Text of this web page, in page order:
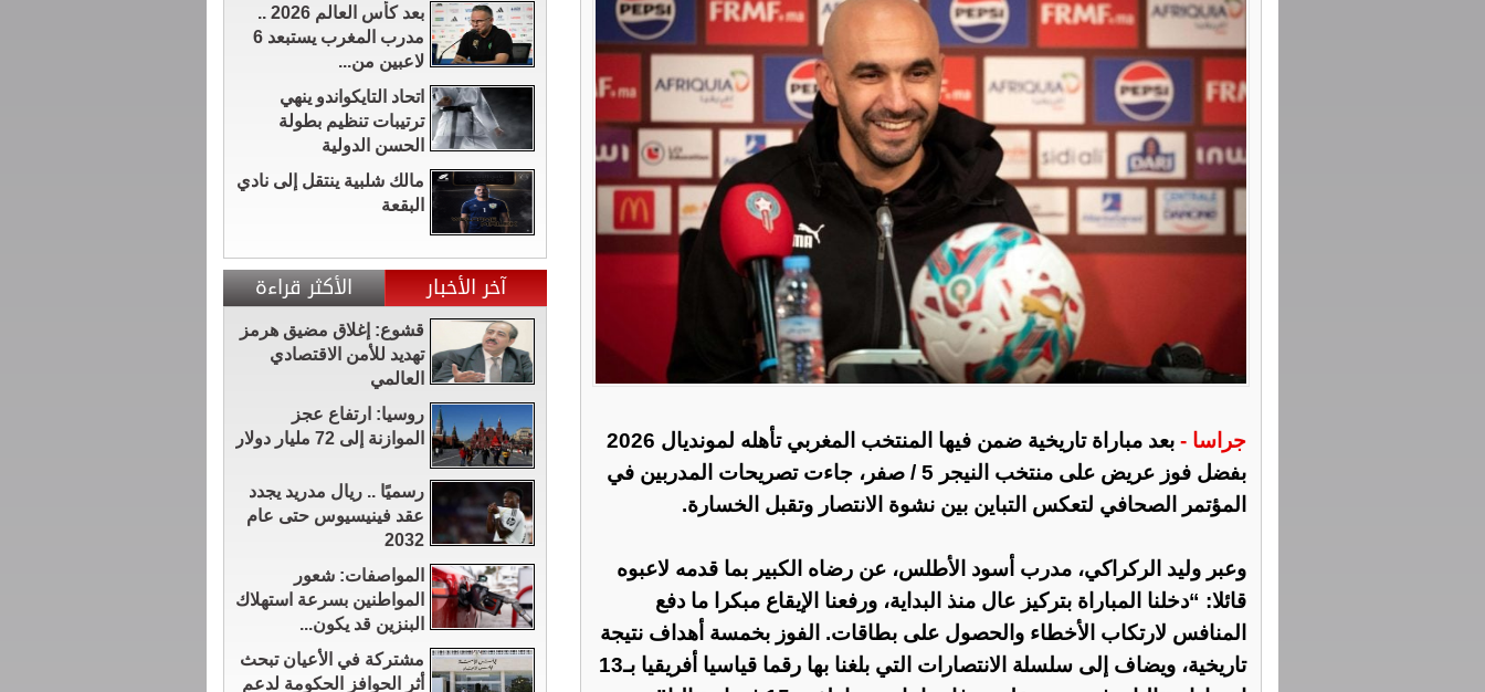
جراسا -
بعد مباراة تاريخية ضمن فيها المنتخب المغربي تأهله لمونديال 2026
بفضل فوز عريض على منتخب النيجر 5 / صفر، جاءت تصريحات المدربين في
المؤتمر الصحافي لتعكس التباين بين نشوة الانتصار وتقبل الخسارة.
وعبر وليد الركراكي، مدرب أسود الأطلس، عن رضاه الكبير بما قدمه لاعبوه
قائلا: “دخلنا المباراة بتركيز عال منذ البداية، ورفعنا الإيقاع مبكرا ما دفع
المنافس لارتكاب الأخطاء والحصول على بطاقات. الفوز بخمسة أهداف نتيجة
تاريخية، ويضاف إلى سلسلة الانتصارات التي بلغنا بها رقما قياسيا أفريقيا بـ13
بعد كأس العالم 2026 ..
مدرب المغرب يستبعد 6
لاعبين من...
اتحاد التايكواندو ينهي
ترتيبات تنظيم بطولة
الحسن الدولية
مالك شلبية ينتقل إلى نادي
البقعة
آخر الأخبار الأكثر قراءة
قشوع: إغلاق مضيق هرمز
تهديد للأمن الاقتصادي
العالمي
روسيا: ارتفاع عجز
الموازنة إلى 72 مليار دولار
رسميًا .. ريال مدريد يجدد
عقد فينيسيوس حتى عام
2032
المواصفات: شعور
المواطنين بسرعة استهلاك
البنزين قد يكون...
مشتركة في الأعيان تبحث
أثر الحوافز الحكومة لدعم